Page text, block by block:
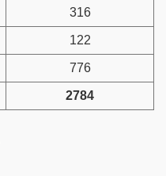
316
122
776
2784